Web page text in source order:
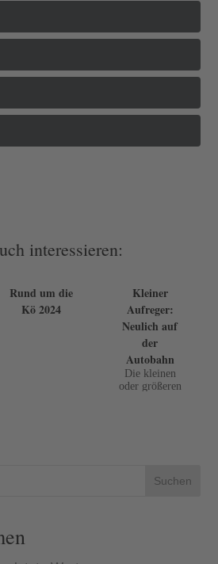
interessieren:
Rund um die
Kö 2024
Kleiner
Aufreger:
Neulich auf
der
Autobahn
Die kleinen
oder größeren
– oder wie
war das mit
Suchen